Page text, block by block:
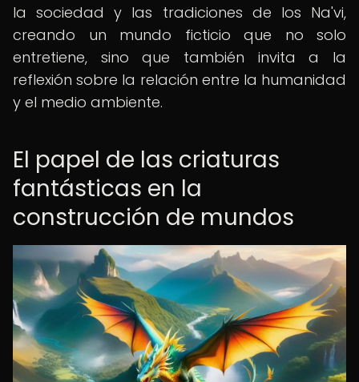
la sociedad y las tradiciones de los Na'vi,
creando un mundo ficticio que no solo
entretiene, sino que también invita a la
reflexión sobre la relación entre la humanidad
y el medio ambiente.
El papel de las criaturas
fantásticas en la
construcción de mundos